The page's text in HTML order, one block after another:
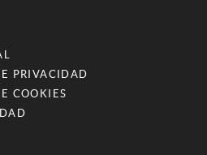
PRIVACIDAD
COOKIES